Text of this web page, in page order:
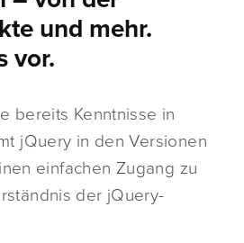
und mehr.
vor.
bereits Kenntnisse in
jQuery in den Versionen
einfachen Zugang zu
der jQuery-